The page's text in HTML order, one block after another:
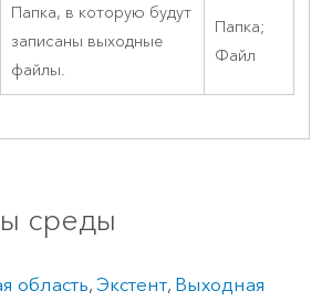
Папка, в которую будут
записаны выходные
файлы.
Папка;
Файл
среды
область, Экстент, Выходная